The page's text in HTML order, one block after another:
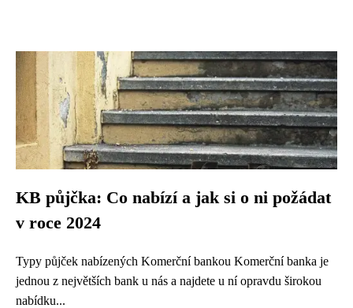
KB půjčka: Co nabízí a jak si o ni požádat
v roce 2024
Typy půjček nabízených Komerční bankou Komerční banka je
jednou z největších bank u nás a najdete u ní opravdu širokou
nabídku...